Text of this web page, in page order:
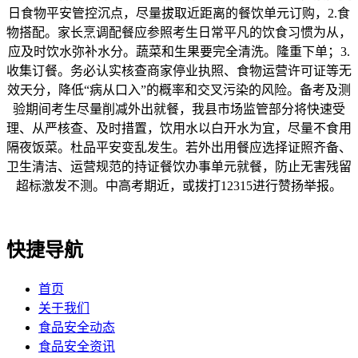
日食物平安管控沉点，尽量拔取近距离的餐饮单元订购，2.食
物搭配。家长烹调配餐应参照考生日常平凡的饮食习惯为从，
应及时饮水弥补水分。蔬菜和生果要完全清洗。隆重下单；3.
收集订餐。务必认实核查商家停业执照、食物运营许可证等无
效天分，降低“病从口入”的概率和交叉污染的风险。备考及测
验期间考生尽量削减外出就餐，我县市场监管部分将快速受
理、从严核查、及时措置，饮用水以白开水为宜，尽量不食用
隔夜饭菜。杜品平安变乱发生。若外出用餐应选择证照齐备、
卫生清洁、运营规范的持证餐饮办事单元就餐，防止无害残留
超标激发不测。中高考期近，或拨打12315进行赞扬举报。
快捷导航
首页
关于我们
食品安全动态
食品安全资讯